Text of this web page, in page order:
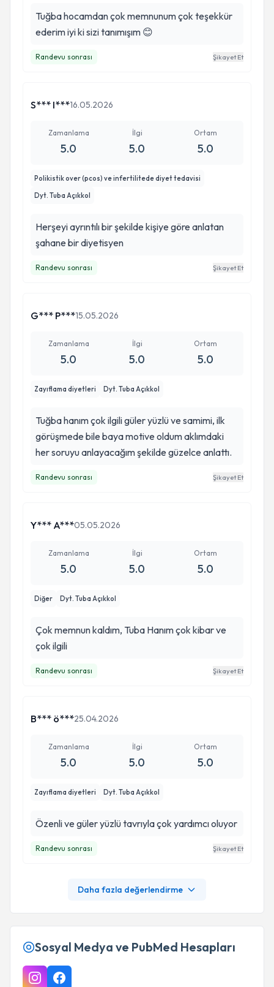
Tuğba hocamdan çok memnunum çok teşekkür
ederim iyi ki sizi tanımışım 😊
Randevu sonrası Şikayet Et
S*** I***16.05.2026
Zamanlama
5.0
İlgi
5.0
Ortam
5.0
Polikistik over (pcos) ve infertilitede diyet tedavisi
Dyt. Tuba Açıkkol
Herşeyi ayrıntılı bir şekilde kişiye göre anlatan
şahane bir diyetisyen
Randevu sonrası Şikayet Et
G*** P***15.05.2026
Zamanlama
5.0
İlgi
5.0
Ortam
5.0
Zayıflama diyetleri Dyt. Tuba Açıkkol
Tuğba hanım çok ilgili güler yüzlü ve samimi, ilk
görüşmede bile baya motive oldum aklımdaki
her soruyu anlayacağım şekilde güzelce anlattı.
Randevu sonrası Şikayet Et
Y*** A***05.05.2026
Zamanlama
5.0
İlgi
5.0
Ortam
5.0
Diğer Dyt. Tuba Açıkkol
Çok memnun kaldım, Tuba Hanım çok kibar ve
çok ilgili
Randevu sonrası Şikayet Et
B*** ö***25.04.2026
Zamanlama
5.0
İlgi
5.0
Ortam
5.0
Zayıflama diyetleri Dyt. Tuba Açıkkol
Özenli ve güler yüzlü tavrıyla çok yardımcı oluyor
Randevu sonrası Şikayet Et
Daha fazla değerlendirme
Sosyal Medya ve PubMed Hesapları